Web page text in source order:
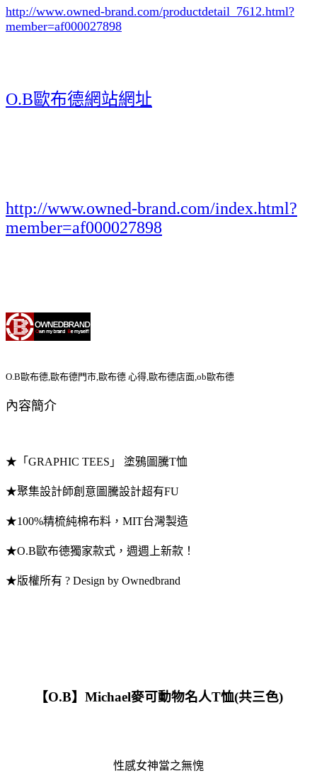
http://www.owned-brand.com/productdetail_7612.html?
member=af000027898
O.B歐布德網站網址
http://www.owned-brand.com/index.html?
member=af000027898
O.B歐布德,歐布德門市,歐布德 心得,歐布德店面,ob歐布德
內容簡介
★「GRAPHIC TEES」 塗鴉圖騰T恤
★聚集設計師創意圖騰設計超有FU
★100%精梳純棉布料，MIT台灣製造
★O.B歐布德獨家款式，週週上新款！
★版權所有 ? Design by Ownedbrand
【O.B】Michael麥可動物名人T恤(共三色)
性感女神當之無愧